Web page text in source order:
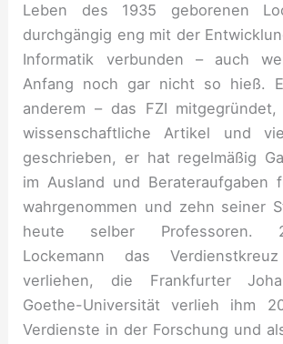
Leben des 1935 geborenen
durchgängig eng mit der
Informatik verbunden – auch
Anfang noch gar nicht so hieß.
anderem – das FZI
wissenschaftliche Artikel und
geschrieben, er hat regelmäßig
im Ausland und Berateraufgaben
wahrgenommen und zehn seiner
heute selber Professoren.
Lockemann das
verliehen, die Frankfurter
Goethe-Universität verlieh ihm
Verdienste in der Forschung und